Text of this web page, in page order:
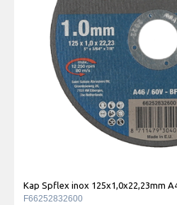
Kap Spflex inox 125x1,0x22,23mm
F66252832600